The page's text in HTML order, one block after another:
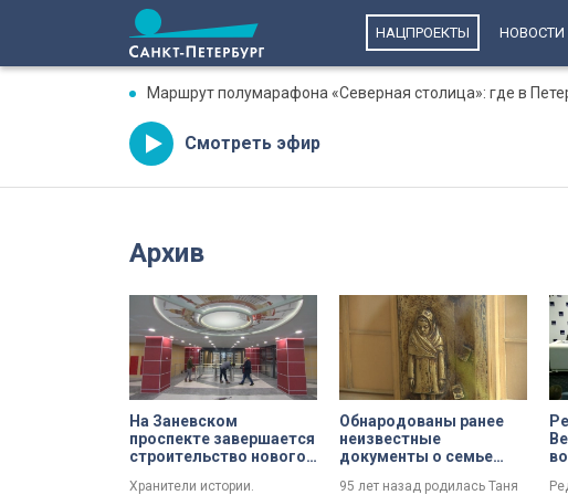
НАЦПРОЕКТЫ НОВОСТИ
Маршрут полумарафона «Северная столица»: где в
Смотреть эфир
Архив
На Заневском
проспекте завершается
строительство нового
Хранители истории.
Обнародованы ранее
неизвестные
документы о семье
95 лет назад родилась Таня